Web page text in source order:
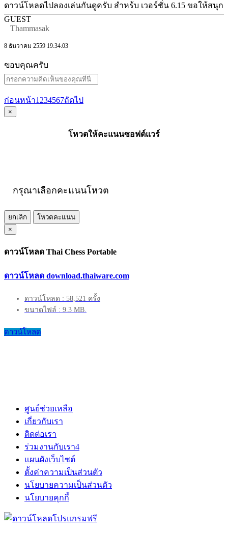
ดาวน์โหลดไปลองเล่นกันดูครับ สำหร้บ เวอร์ชั่น 6.15 ขอให้สนุก
GUEST
Thammasak
8 ธันวาคม 2559 19:34:03
ฃอบคุณครับ
ก่อนหน้า1 234567ถัดไป
×
โหวตให้คะแนนซอฟต์แวร์
กรุณาเลือกคะแนนโหวต
ยกเลิก
โหวตคะแนน
×
ดาวน์โหลด Thai Chess Portable
ดาวน์โหลด download.thaiware.com
ดาวน์โหลด : 58,521 ครั้ง
ขนาดไฟล์ : 9.3 MB.
ดาวน์โหลด
ศูนย์ช่วยเหลือ
เกี่ยวกับเรา
ติดต่อเรา
ร่วมงานกับเรา4
แผนผังเว็บไซต์
ตั้งค่าความเป็นส่วนตัว
นโยบายความเป็นส่วนตัว
นโยบายคุกกี้